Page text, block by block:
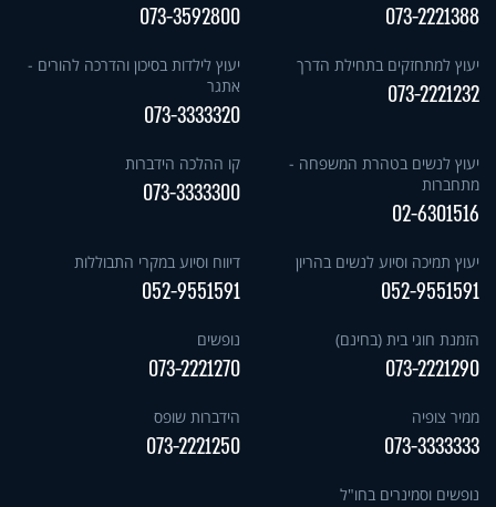
073-2221388
073-3592800
יעוץ למתחזקים בתחילת הדרך
073-2221232
יעוץ לילדות בסיכון והדרכה להורים -
אתגר
073-3333320
יעוץ לנשים בטהרת המשפחה -
מתחברות
02-6301516
קו ההלכה הידברות
073-3333300
יעוץ תמיכה וסיוע לנשים בהריון
052-9551591
דיווח וסיוע במקרי התבוללות
052-9551591
הזמנת חוגי בית (בחינם)
073-2221290
נופשים
073-2221270
ממיר צופיה
073-3333333
הידברות שופס
073-2221250
נופשים וסמינרים בחו"ל